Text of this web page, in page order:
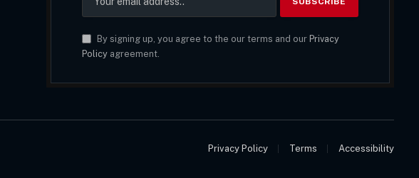
By signing up, you agree to the our terms and our Privacy
Policy agreement.
Privacy Policy Terms Accessibility